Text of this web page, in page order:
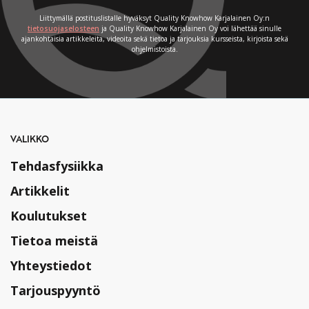
Liittymällä postituslistalle hyväksyt Quality Knowhow Karjalainen Oy:n
tietosuojaselosteen ja Quality Knowhow Karjalainen Oy voi lähettää sinulle
ajankohtaisia artikkeleita, videoita sekä tietoa ja tarjouksia kursseista, kirjoista sekä
ohjelmistoista.
VALIKKO
Tehdasfysiikka
Artikkelit
Koulutukset
Tietoa meistä
Yhteystiedot
Tarjouspyyntö